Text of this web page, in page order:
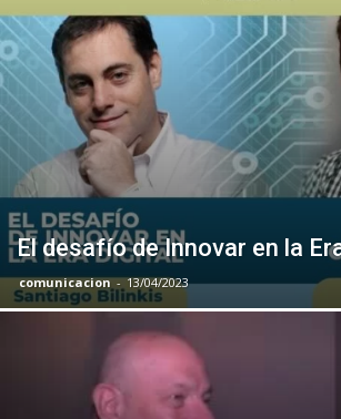
El desafío de Innovar en la
comunicacion - 13/04/2023